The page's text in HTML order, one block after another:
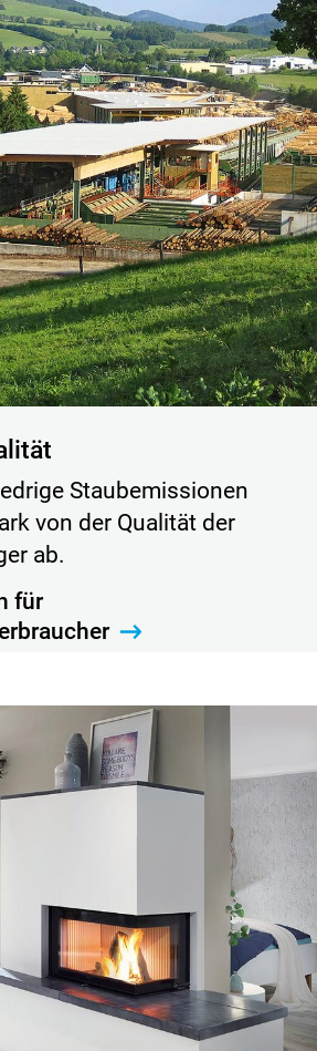
Staubemissionen
von der Qualität der
ab.
für